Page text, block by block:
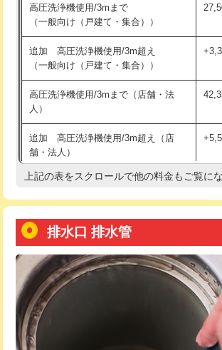
追加人工
廃棄・処分
※給水管工事は20mmまでの価格です。
給水管工事※（バンド止め)
給水管工事※（支持金具設置)
給水管工事※（保温材使用（バンド止
め込み）)
給水管工事※（土の掘削・埋め戻し作
業)
用/3ｍまで)
用（追加）/3ｍ超え)
給水管工事※（ライニング鋼管・銅
管・ポリ管・HT管使用/3ｍまで)
給水管工事※（ライニング鋼管・銅
管・ポリ管・HT管使用/3ｍ超え)
排水管工事（土の掘削・埋め戻し作
高圧洗浄機使用/3mまで
（一般向け（戸建て・集合））
追加 高圧洗浄機使用/3m超え
（一般向け（戸建て・集合））
高圧洗浄機使用/3mまで（店舗・法
人）
追加 高圧洗浄機使用/3m超え（店
舗・法人）
高度高圧洗浄換 現
トーラー機使用/3mまで
追加トーラー機使用/3m超え
カメラ調査
桝清掃
上記の表をスクロールで他の料金もご覧に
排水口 排水管